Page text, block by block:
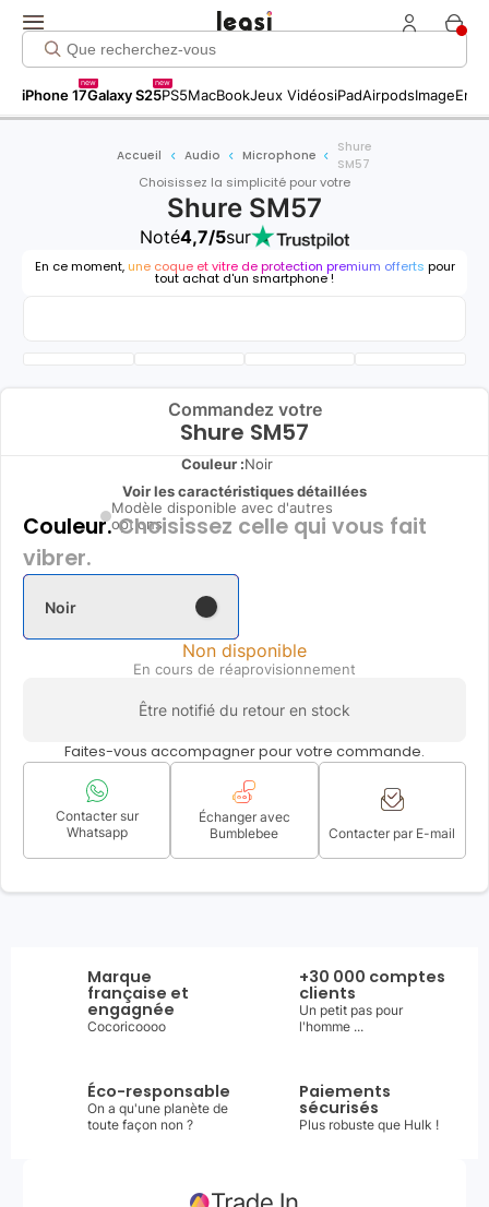
iPhone 17
new
Galaxy S25
new
PS5MacBookJeux VidéosiPadAirpodsImage
Accueil Audio Microphone
Shure
SM57
Choisissez la simplicité pour votre
Shure SM57
Noté4,7/5sur
En ce moment, une coque et vitre de protection premium offerts pour
tout achat d'un smartphone !
Commandez votre
Shure SM57
Couleur :Noir
Voir les caractéristiques détaillées
Modèle disponible avec d'autres
options
Couleur.Choisissez celle qui vous fait
vibrer.
Noir
Non disponible
En cours de réaprovisionnement
Être notifié du retour en stock
Faites-vous accompagner pour votre commande.
Contacter sur
Whatsapp
Échanger avec
Bumblebee
Contacter par E-mail
Marque
française et
engagnée
Cocoricoooo
+30 000 comptes
clients
Un petit pas pour
l'homme ...
Éco-responsable
On a qu'une planète de
toute façon non ?
Paiements
sécurisés
Plus robuste que Hulk !